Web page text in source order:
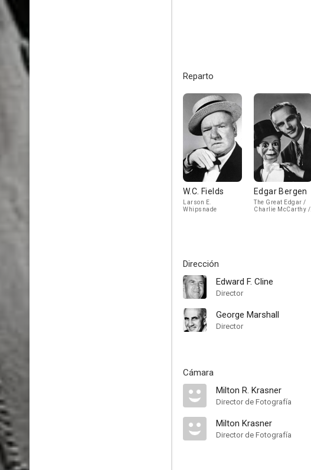
Reparto
W.C. Fields
Larson E.
Whipsnade
Edgar Bergen
The Great Edgar /
Charlie McCarthy /
Dirección
Edward F. Cline
Director
George Marshall
Director
Cámara
Milton R. Krasner
Director de Fotografía
Milton Krasner
Director de Fotografía